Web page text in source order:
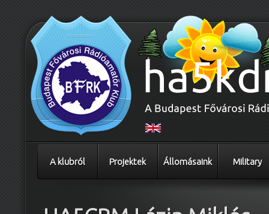
A klubról Projektek Állomásaink Military